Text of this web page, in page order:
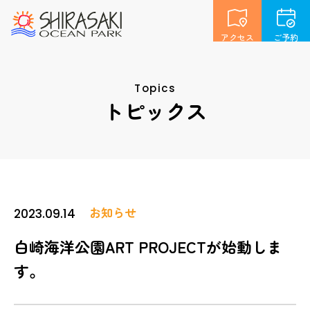
アクセス ご予約
Topics
トピックス
2023.09.14 お知らせ
白崎海洋公園ART PROJECTが始動しま
す。